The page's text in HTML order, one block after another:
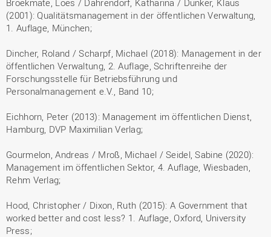
(2001): Qualitätsmanagement in der öffentlichen Verwaltung,
1. Auflage, München;
Dincher, Roland / Scharpf, Michael (2018): Management in der
öffentlichen Verwaltung, 2. Auflage, Schriftenreihe der
Forschungsstelle für Betriebsführung und
Personalmanagement e.V., Band 10;
Eichhorn, Peter (2013): Management im öffentlichen Dienst,
Hamburg, DVP Maximilian Verlag;
Gourmelon, Andreas / Mroß, Michael / Seidel, Sabine (2020):
Management im öffentlichen Sektor, 4. Auflage, Wiesbaden,
Rehm Verlag;
Hood, Christopher / Dixon, Ruth (2015): A Government that
worked better and cost less? 1. Auflage, Oxford, University
Press;